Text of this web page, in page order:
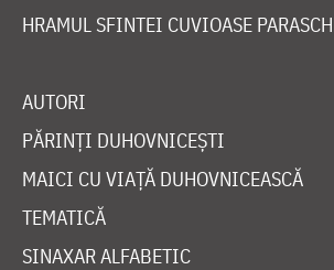
HRAMUL SFINTEI CUVIOASE
AUTORI
PĂRINȚI DUHOVNICEȘTI
MAICI CU VIAȚĂ DUHOVNICEASCĂ
TEMATICĂ
SINAXAR ALFABETIC